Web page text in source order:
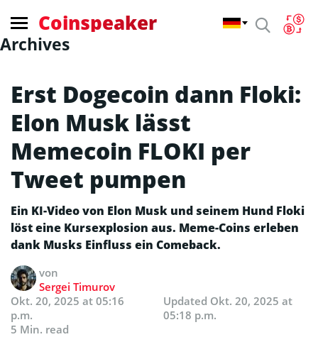
Coinspeaker
Archives
Erst Dogecoin dann Floki:
Elon Musk lässt
Memecoin FLOKI per
Tweet pumpen
Ein KI-Video von Elon Musk und seinem Hund Floki
löst eine Kursexplosion aus. Meme-Coins erleben
dank Musks Einfluss ein Comeback.
von
Sergei Timurov
Okt. 20, 2025 at 05:16
p.m.
Updated Okt. 20, 2025 at
05:18 p.m.
5 Min. read